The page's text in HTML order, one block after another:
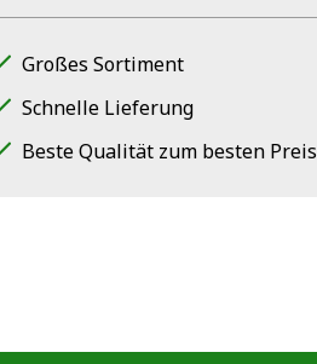
Großes Sortiment
Schnelle Lieferung
Beste Qualität zum besten Preis